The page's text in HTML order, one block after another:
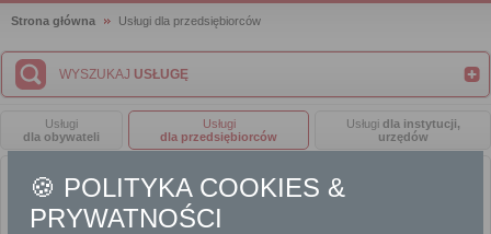
Strona główna Usługi dla przedsiębiorców
WYSZUKAJ USŁUGĘ
Usługi
dla obywateli
Usługi
dla przedsiębiorców
Usługi dla instytucji,
urzędów
ARCHITEKTURA I PLANOWANIE PRZESTRZENNE
🍪 POLITYKA COOKIES &
PRYWATNOŚCI